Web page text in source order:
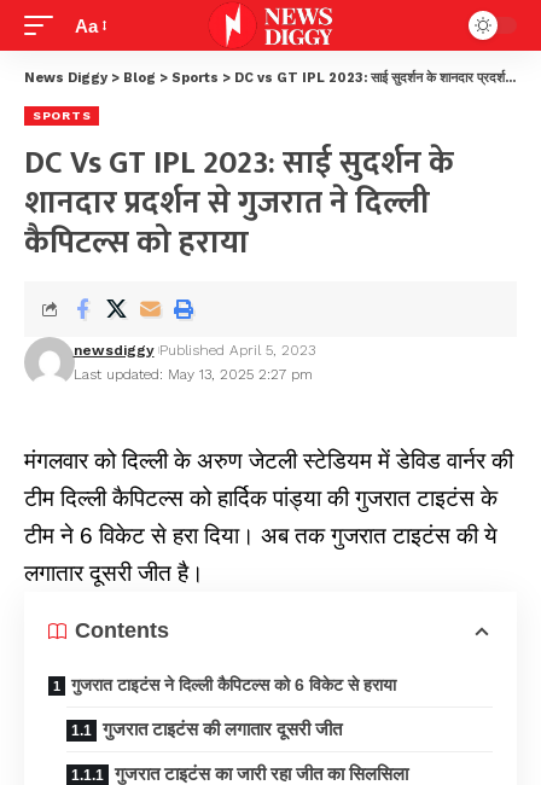
Aa
News Diggy > Blog > Sports > DC vs GT IPL 2023: साई सुदर्शन के शानदार प्रदर्शन से गुजरात ने दिल्ली कैपिटल्स को हराया
SPORTS
DC Vs GT IPL 2023: साई सुदर्शन के
शानदार प्रदर्शन से गुजरात ने दिल्ली
कैपिटल्स को हराया
Last updated: May 13, 2025 2:27 pm
newsdiggy Published April 5, 2023
मंगलवार को दिल्ली के अरुण जेटली स्टेडियम में डेविड वार्नर की
टीम दिल्ली कैपिटल्स को हार्दिक पांड्या की गुजरात टाइटंस के
टीम ने 6 विकेट से हरा दिया। अब तक गुजरात टाइटंस की ये
लगातार दूसरी जीत है।
Contents
गुजरात टाइटंस ने दिल्ली कैपिटल्स को 6 विकेट से हराया
गुजरात टाइटंस की लगातार दूसरी जीत
गुजरात टाइटंस का जारी रहा जीत का सिलसिला